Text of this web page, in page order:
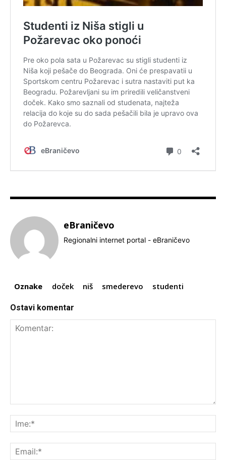
eBraničevo
Regionalni internet portal - eBraničevo
Oznake doček niš smederevo studenti
Ostavi komentar